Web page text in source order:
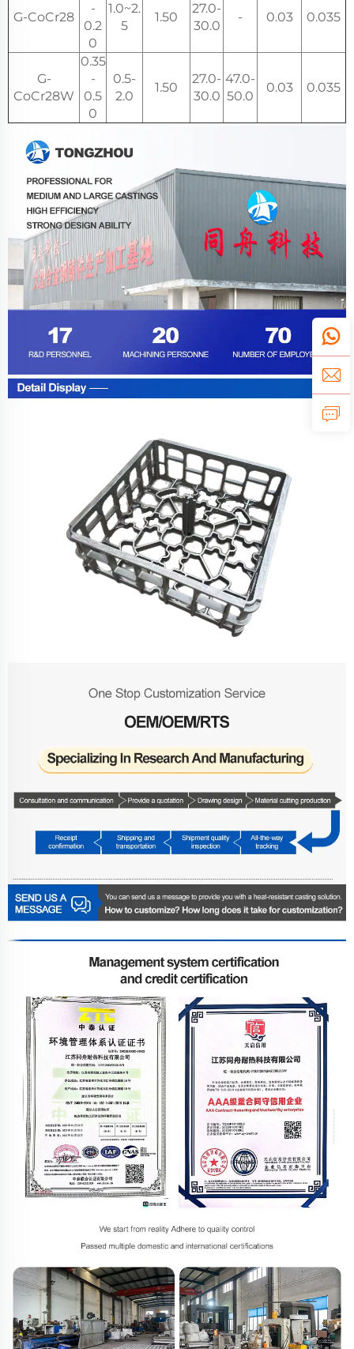
G-CoCr28
-
0.2
0
1.0~2.
5
1.50
27.0-
30.0
- 0.03 0.035
G-
CoCr28W
0.35
-
0.5
0
0.5-
2.0
1.50
27.0-
30.0
47.0-
50.0
0.03 0.035